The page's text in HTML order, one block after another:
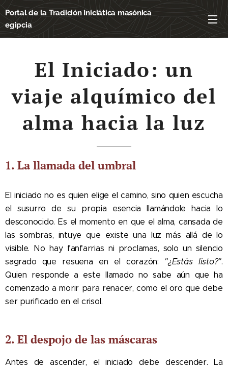
Portal de la Tradición Iniciática masónica
egipcia
El Iniciado: un
viaje alquímico del
alma hacia la luz
1. La llamada del umbral
El iniciado no es quien elige el camino, sino quien escucha
el susurro de su propia esencia llamándole hacia lo
desconocido. Es el momento en que el alma, cansada de
las sombras, intuye que existe una luz más allá de lo
visible. No hay fanfarrias ni proclamas, solo un silencio
sagrado que resuena en el corazón: "¿Estás listo?".
Quien responde a este llamado no sabe aún que ha
comenzado a morir para renacer, como el oro que debe
ser purificado en el crisol.
2. El despojo de las máscaras
Antes de ascender, el iniciado debe descender. La